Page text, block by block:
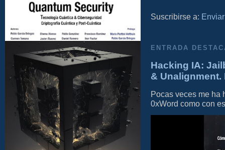
Suscribirse a:
ENTRADA
Hacking IA:
&
Pocas veces me ha
0xWord como con